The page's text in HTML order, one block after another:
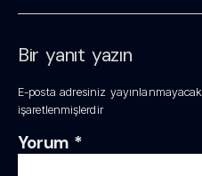
Bir yanıt yazın
E-posta adresiniz yayınlanmayacak.
işaretlenmişlerdir
Yorum *